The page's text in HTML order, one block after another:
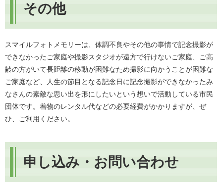
その他
スマイルフォトメモリーは、体調不良やその他の事情で記念撮影が
できなかったご家庭や撮影スタジオが遠方で行けないご家庭、ご高
齢の方がいて長距離の移動が困難なため撮影に向かうことが困難な
ご家庭など、人生の節目となる記念日に記念撮影ができなかったみ
なさんの素敵な思い出を形にしたいという想いで活動している市民
団体です。着物のレンタル代などの必要経費がかかりますが、ぜ
ひ、ご利用ください。
申し込み・お問い合わせ